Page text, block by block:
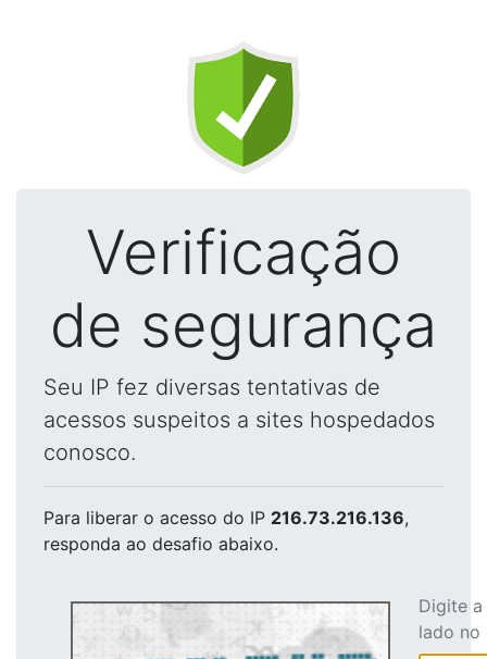
Verificação
de segurança
Seu IP fez diversas tentativas de
acessos suspeitos a sites hospedados
conosco.
Para liberar o acesso do IP 216.73.216.136,
responda ao desafio abaixo.
Digite
lado no